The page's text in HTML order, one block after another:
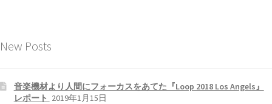
New Posts
音楽機材より人間にフォーカスをあてた『Loop 2018 Los Angels』
レポート 2019年1月15日